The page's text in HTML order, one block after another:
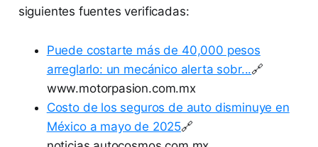
siguientes fuentes verificadas:
Puede costarte más de 40,000 pesos
arreglarlo: un mecánico alerta sobr...🔗
www.motorpasion.com.mx
Costo de los seguros de auto disminuye en
México a mayo de 2025🔗